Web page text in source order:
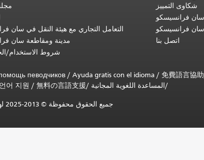
شكاوى التمييز
فرانسيسكو
فرانسيسكو
اتصل بنا
التعامل التجاري مع هيئة النقل في سان
مدينة ومقاطعة سان
شروط الاستخدام/
免費語言協助
/
Ayuda gratis con el idioma
/
певодчиков
/المساعدة اللغوية المجانية /
無料の言語支援
/
어 지원
جميع الحقوق محفوظة © 2013-2025 لهيئة النقل البلدية في سان فرانسيسكو (SFMTA).